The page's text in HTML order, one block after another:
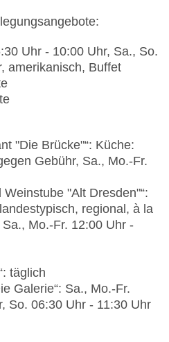
Uhr - 10:00 Uhr, Sa., So.
amerikanisch, Buffet
"Die Brücke"“: Küche:
Gebühr, Sa., Mo.-Fr.
"Alt Dresden"“:
regional, à la
Mo.-Fr. 12:00 Uhr -
täglich
Galerie“: Sa., Mo.-Fr.
So. 06:30 Uhr - 11:30 Uhr